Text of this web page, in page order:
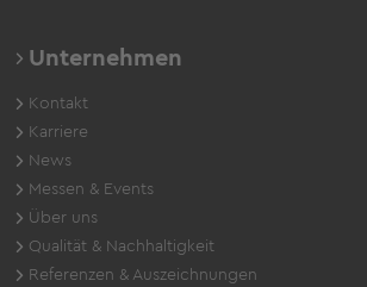
Unternehmen
Kontakt
Karriere
News
Messen & Events
Über uns
Qualität & Nachhaltigkeit
Referenzen & Auszeichnungen